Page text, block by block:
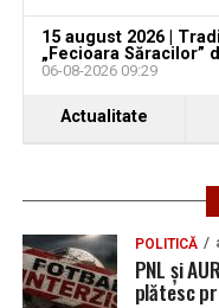
15 august 2026 |
„Fecioara Săracilor”
06-08-2026 09:29
Actualitate
POLITICĂ
PNL și
plătesc